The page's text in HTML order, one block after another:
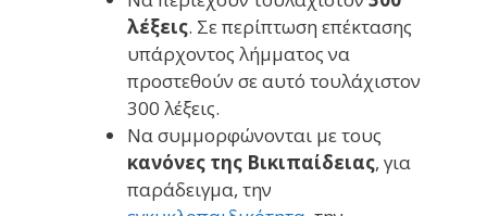
λέξεις. Σε περίπτωση επέκτασης
υπάρχοντος λήμματος να
προστεθούν σε αυτό τουλάχιστον
300 λέξεις.
Να συμμορφώνονται με τους
κανόνες της Βικιπαίδειας, για
παράδειγμα, την